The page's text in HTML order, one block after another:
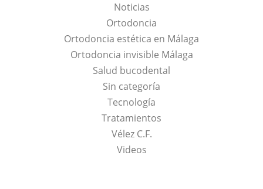
Noticias
Ortodoncia
Ortodoncia estética en Málaga
Ortodoncia invisible Málaga
Salud bucodental
Sin categoría
Tecnología
Tratamientos
Vélez C.F.
Videos